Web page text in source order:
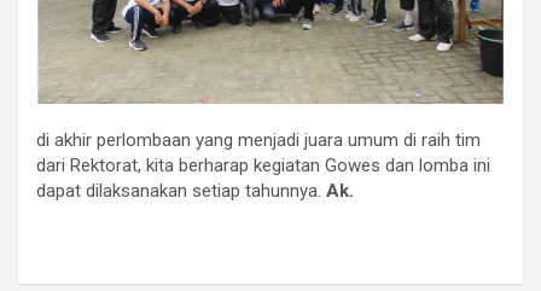
di akhir perlombaan yang menjadi juara umum di raih tim
dari Rektorat, kita berharap kegiatan Gowes dan lomba ini
dapat dilaksanakan setiap tahunnya. Ak.